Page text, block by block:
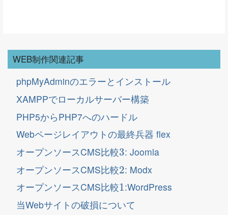
WEB制作関連記事
phpMyAdminのエラーとインストール
XAMPPでローカルサーバー構築
PHP5からPHP7へのハードル
Webページレイアウトの最終兵器 flex
オープンソースCMS比較
3
: Joomla
オープンソースCMS比較 : Modx
オープンソースCMS比較 :WordPress
当Webサイトの破損について